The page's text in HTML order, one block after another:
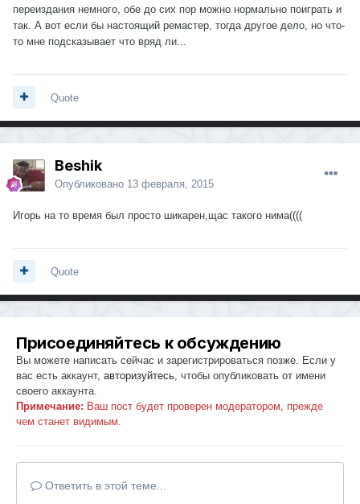
переиздания немного, обе до сих пор можно нормально поиграть и
так. А вот если бы настоящий ремастер, тогда другое дело, но что-
то мне подсказывает что вряд ли...
Quote
Beshik
Опубликовано 13 февраля, 2015
Игорь на то время был просто шикарен,щас такого нима((((
Quote
Присоединяйтесь к обсуждению
Вы можете написать сейчас и зарегистрироваться позже. Если у
вас есть аккаунт, авторизуйтесь , чтобы опубликовать от имени
своего аккаунта.
Примечание: Ваш пост будет проверен модератором, прежде
чем станет видимым.
Ответить в этой теме...